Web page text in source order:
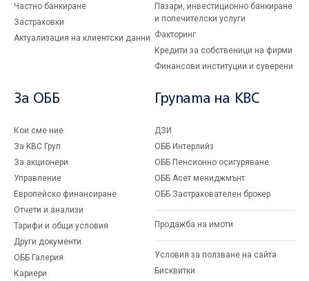
Частно банкиране
Застраховки
Актуализация на клиентски данни
Пазари, инвестиционно банкиране
и попечителски услуги
Факторинг
Кредити за собственици на фирми
Финансови институции и суверени
За ОББ
Кои сме ние
За KBC Груп
За акционери
Управление
Европейско финансиране
Отчети и анализи
Тарифи и общи условия
Други документи
ОББ Галерия
Кариери
Групата на KBC
ДЗИ
ОББ Интерлийз
ОББ Пенсионно осигуряване
ОББ Асет мениджмънт
ОББ Застрахователен брокер
Продажба на имоти
Условия за ползване на сайта
Бисквитки